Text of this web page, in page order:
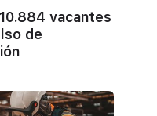
vacantes
de